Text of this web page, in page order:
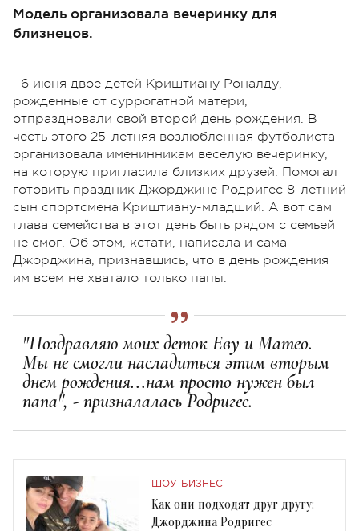
Модель организовала вечеринку для
близнецов.
6 июня двое детей Криштиану Роналду,
рожденные от суррогатной матери,
отпраздновали свой второй день рождения. В
честь этого 25-летняя возлюбленная футболиста
организовала именинникам веселую вечеринку,
на которую пригласила близких друзей. Помогал
готовить праздник Джорджине Родригес 8-летний
сын спортсмена Криштиану-младший. А вот сам
глава семейства в этот день быть рядом с семьей
не смог. Об этом, кстати, написала и сама
Джорджина, признавшись, что в день рождения
им всем не хватало только папы.
"Поздравляю моих деток Еву и Матео.
Мы не смогли насладиться этим вторым
днем ​​рождения...нам просто нужен был
папа", - призналалась Родригес.
ШОУ-БИЗНЕС
Как они подходят друг другу:
Джорджина Родригес